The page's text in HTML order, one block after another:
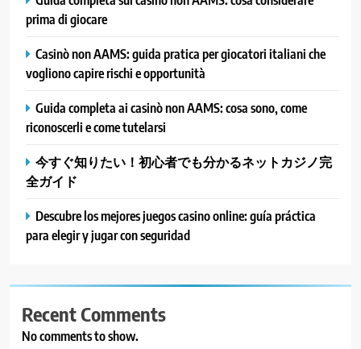
prima di giocare
Casinò non AAMS: guida pratica per giocatori italiani che
vogliono capire rischi e opportunità
Guida completa ai casinò non AAMS: cosa sono, come
riconoscerli e come tutelarsi
今すぐ知りたい！初心者でも分かるネットカジノ完
全ガイド
Descubre los mejores juegos casino online: guía práctica
para elegir y jugar con seguridad
Recent Comments
No comments to show.